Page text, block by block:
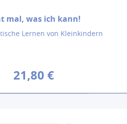
mal, was ich kann!
Lernen von Kleinkindern
21,80 €